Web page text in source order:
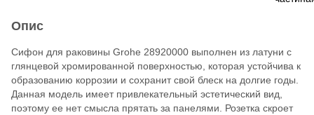
Опис
Сифон для раковины Grohe 28920000 выполнен из латуни с
глянцевой хромированной поверхностью, которая устойчива к
образованию коррозии и сохранит свой блеск на долгие годы.
Данная модель имеет привлекательный эстетический вид,
поэтому ее нет смысла прятать за панелями. Розетка скроет